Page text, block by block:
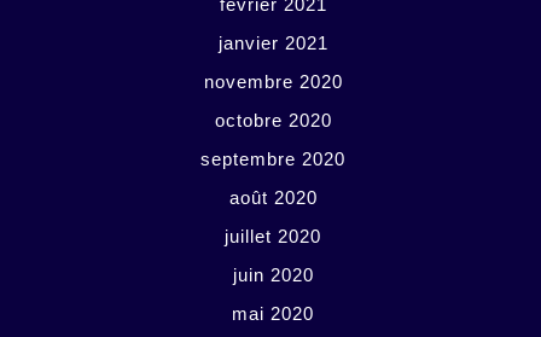
février 2021
janvier 2021
novembre 2020
octobre 2020
septembre 2020
août 2020
juillet 2020
juin 2020
mai 2020